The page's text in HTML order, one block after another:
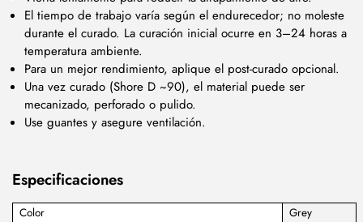
El tiempo de trabajo varía según el endurecedor; no moleste
durante el curado. La curación inicial ocurre en 3–24 horas a
temperatura ambiente.
Para un mejor rendimiento, aplique el post-curado opcional.
Una vez curado (Shore D ~90), el material puede ser
mecanizado, perforado o pulido.
Use guantes y asegure ventilación.
Especificaciones
Color
Grey